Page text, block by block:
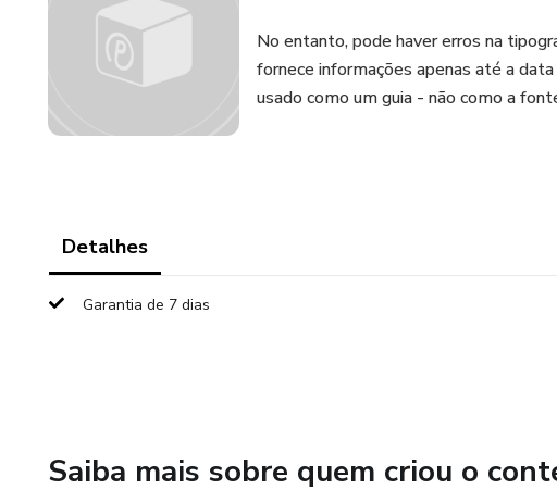
No entanto, pode haver erros na
fornece informações apenas até a
usado como um guia - não como a
Detalhes
Garantia de 7 dias
Saiba mais sobre quem criou o